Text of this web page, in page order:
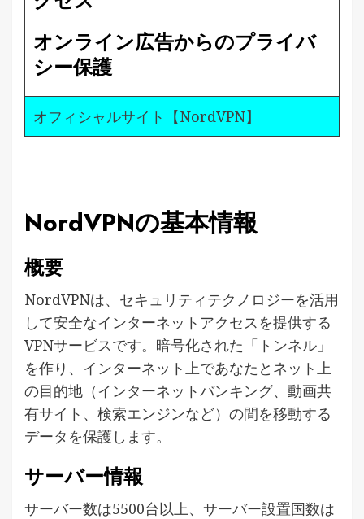
オンライン広告からのプライバ
シー保護
オフィシャルサイト【NordVPN】
NordVPNの基本情報
概要
NordVPNは、セキュリティテクノロジーを活用
して安全なインターネットアクセスを提供する
VPNサービスです。暗号化された「トンネル」
を作り、インターネット上であなたとネット上
の目的地（インターネットバンキング、動画共
有サイト、検索エンジンなど）の間を移動する
データを保護します。
サーバー情報
サーバー数は5500台以上、サーバー設置国数は